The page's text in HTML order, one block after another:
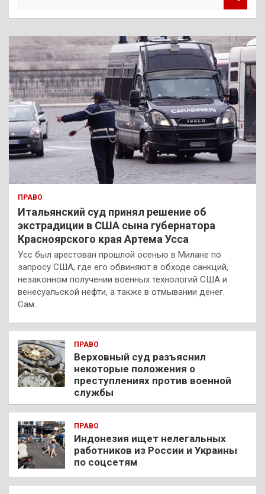
к
ПРАВО
Итальянский суд принял решение об
экстрадиции в США сына губернатора
Красноярского края Артема Усса
Усс был арестован прошлой осенью в Милане по
запросу США, где его обвиняют в обходе санкций,
незаконном получении военных технологий США и
венесуэльской нефти, а также в отмывании денег.
Сам…
ПРАВО
Верховный суд разъяснил
некоторые положения о
преступлениях против военной
службы
ПРАВО
Индонезия ищет нелегальных
работников из России и Украины
по соцсетям